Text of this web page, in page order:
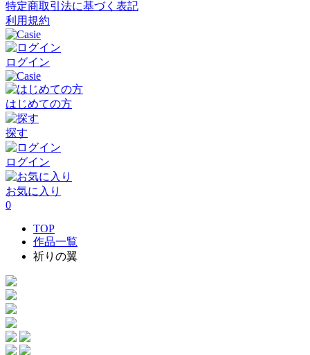
特定商取引法に基づく表記
利用規約
ログイン
はじめての方
探す
ログイン
お気に入り
0
TOP
作品一覧
祈りの翼